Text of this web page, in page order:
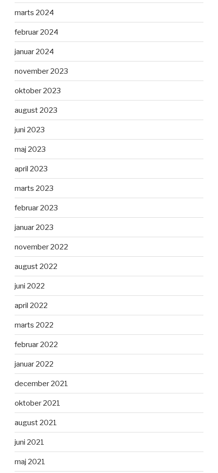
marts 2024
februar 2024
januar 2024
november 2023
oktober 2023
august 2023
juni 2023
maj 2023
april 2023
marts 2023
februar 2023
januar 2023
november 2022
august 2022
juni 2022
april 2022
marts 2022
februar 2022
januar 2022
december 2021
oktober 2021
august 2021
juni 2021
maj 2021